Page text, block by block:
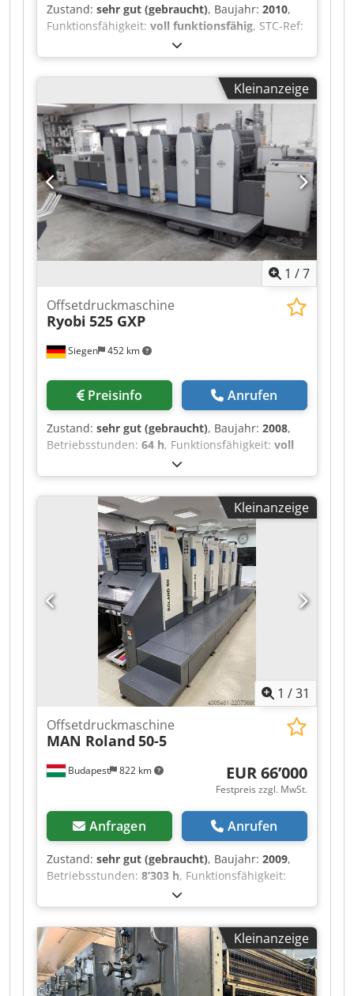
Zustand: sehr gut (gebraucht), Baujahr: 2010,
Funktionsfähigkeit: voll funktionsfähig, STC-Ref:
G-022-7719 Heidelberg SM-74-5, Baujahr: 2010,
Druckzahl: 181 Mio. Format: 520x740 mm ,5
Farben Ausstattung: - Axis Control - Maschine
OHNE Wendung! Chjdpfx Aijzhgunszsa -
AlcoSmart - Preset - Ultraschall
Doppelbogenkontrolle - Kompressor Atlas Copco
- Technotrans Kühlung, Alkoholkonstanthaltung -
Neue Farb- und Feuchtwalzen in 2024 -
Tiefstapelausleger - CP2000 - Alcolor
automatisches Filmfeuchtwerk - Easyplate -
Gummituch Wascheinrichtung -
Farbwalzenwasch-Einrichtung vom Pult aus
gesteuert - Druckzylinder Wascheinrichtung -
Puder Apparat -->Verfügbar ab: 09/2026
Kleinanzeige
1 /7
Siegen 452 km
Offsetdruckmaschine
Ryobi 525 GXP
Preisinfo Anrufen
Zustand: sehr gut (gebraucht), Baujahr: 2008,
Betriebsstunden: 64 h, Funktionsfähigkeit: voll
, Farbkanäle:
(min.):375 mm, Papierbreite (max.):520 mm, -
Ryobi PCS-H - Wendung 2:3 / 5:0 - RYOBI
halbautomatischer Plattenwechsler - IR Trockner
- Puderapparat Grafix Digital 3000 -
Elektronische Seitenmarkenkontrolle -
elektronische Doppelbogenkontrolle
Chsdpfxjzduu Uo Aizsa - Ultraschall-
Doppelbogenkontrolle - Hochstapel Ausleger -
Schuppenanleger - automatische
Gummituchwascheinrichtung
Kleinanzeige
1 /31
Budapest 822 km
Offsetdruckmaschine
MAN Roland 50-5
EUR 66’000
Festpreis zzgl. MwSt.
Anfragen Anrufen
Zustand: sehr gut (gebraucht), Baujahr: 2009,
Betriebsstunden: 8’303 h, Funktionsfähigkeit:
Maschinen-/Fahrzeugnummer:33365B,
Farbkanäle:5, Papiergewicht (max.):600 g/m²,
Papierbreite (min.):180 mm, Papierbreite (max.):
520 mm, Papierhöhe (min.):148 mm,
Papierhöhe (max.):
360 mm
, Zählerstand (Farbe):
13’733’163
, Art des Eingangsstroms:Drehstrom,
Kleinanzeige